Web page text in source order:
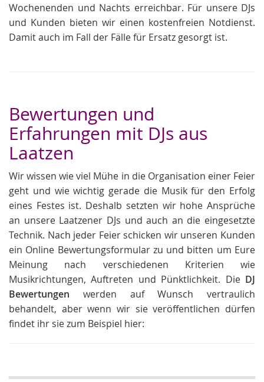
Wochenenden und Nachts erreichbar. Für unsere DJs
und Kunden bieten wir einen kostenfreien Notdienst.
Damit auch im Fall der Fälle für Ersatz gesorgt ist.
Bewertungen und
Erfahrungen mit DJs aus
Laatzen
Wir wissen wie viel Mühe in die Organisation einer Feier
geht und wie wichtig gerade die Musik für den Erfolg
eines Festes ist. Deshalb setzten wir hohe Ansprüche
an unsere Laatzener DJs und auch an die eingesetzte
Technik. Nach jeder Feier schicken wir unseren Kunden
ein Online Bewertungsformular zu und bitten um Eure
Meinung nach verschiedenen Kriterien wie
Musikrichtungen, Auftreten und Pünktlichkeit. Die DJ
Bewertungen werden auf Wunsch vertraulich
behandelt, aber wenn wir sie veröffentlichen dürfen
findet ihr sie zum Beispiel hier: